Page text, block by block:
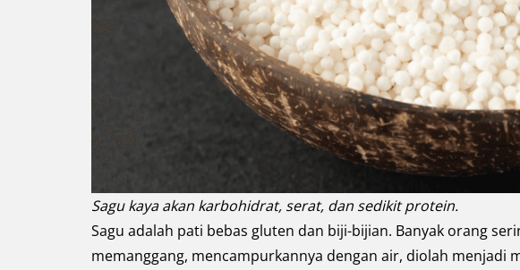
Sagu kaya akan karbohidrat, serat, dan sedikit protein.
Sagu adalah pati bebas gluten dan biji-bijian. Banyak orang
memanggang, mencampurkannya dengan air, diolah menjadi